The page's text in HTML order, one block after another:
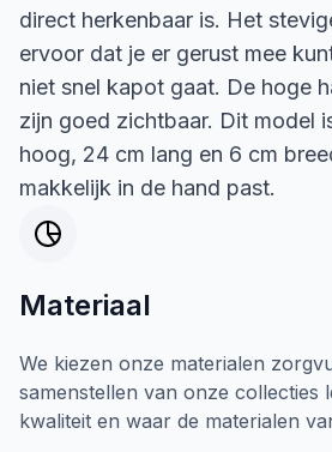
direct herkenbaar is. Het
ervoor dat je er gerust mee
niet snel kapot gaat. De hoge
zijn goed zichtbaar. Dit model
hoog, 24 cm lang en 6 cm
makkelijk in de hand past.
Materiaal
We kiezen onze materialen
samenstellen van onze collecties
kwaliteit en waar de materialen